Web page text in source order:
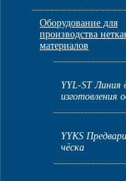
Оборудование для
производства
материалов
YYL-ST Линия
изготовления
YYKS
чёска